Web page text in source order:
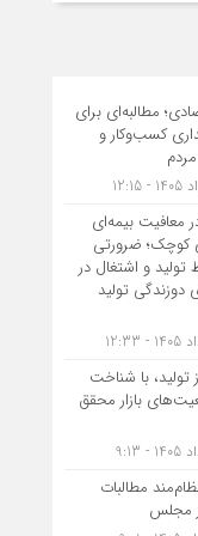
مطالبه‌ای برای
کسب‌وکار و
معافیت بیمه‌ای
کوچک؛ ضرورتی
و اشتغال در
دوزندگی تولید
با شناخت
بازار محقق
مطالبات
مجلس